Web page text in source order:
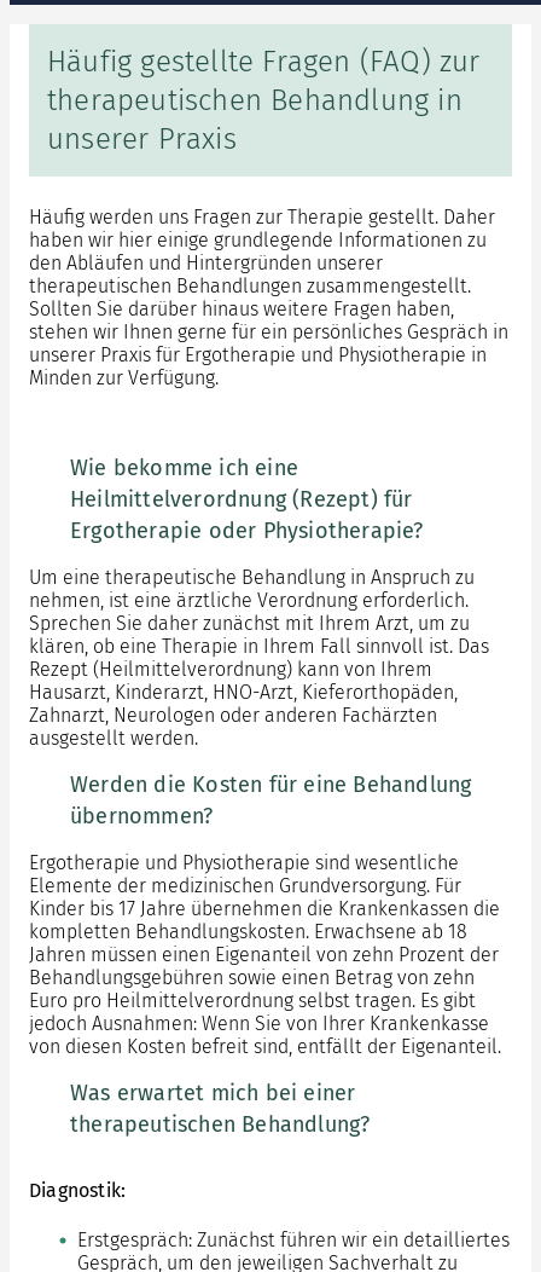
Häufig gestellte Fragen (FAQ) zur
therapeutischen Behandlung in
unserer Praxis
Häufig werden uns Fragen zur Therapie gestellt. Daher
haben wir hier einige grundlegende Informationen zu
den Abläufen und Hintergründen unserer
therapeutischen Behandlungen zusammengestellt.
Sollten Sie darüber hinaus weitere Fragen haben,
stehen wir Ihnen gerne für ein persönliches Gespräch in
unserer Praxis für Ergotherapie und Physiotherapie in
Minden zur Verfügung.
Wie bekomme ich eine
Heilmittelverordnung (Rezept) für
Ergotherapie oder Physiotherapie?
Um eine therapeutische Behandlung in Anspruch zu
nehmen, ist eine ärztliche Verordnung erforderlich.
Sprechen Sie daher zunächst mit Ihrem Arzt, um zu
klären, ob eine Therapie in Ihrem Fall sinnvoll ist. Das
Rezept (Heilmittelverordnung) kann von Ihrem
Hausarzt, Kinderarzt, HNO-Arzt, Kieferorthopäden,
Zahnarzt, Neurologen oder anderen Fachärzten
ausgestellt werden.
Werden die Kosten für eine Behandlung
übernommen?
Ergotherapie und Physiotherapie sind wesentliche
Elemente der medizinischen Grundversorgung. Für
Kinder bis 17 Jahre übernehmen die Krankenkassen die
kompletten Behandlungskosten. Erwachsene ab 18
Jahren müssen einen Eigenanteil von zehn Prozent der
Behandlungsgebühren sowie einen Betrag von zehn
Euro pro Heilmittelverordnung selbst tragen. Es gibt
jedoch Ausnahmen: Wenn Sie von Ihrer Krankenkasse
von diesen Kosten befreit sind, entfällt der Eigenanteil.
Was erwartet mich bei einer
therapeutischen Behandlung?
Diagnostik:
Erstgespräch: Zunächst führen wir ein detailliertes
Gespräch, um den jeweiligen Sachverhalt zu